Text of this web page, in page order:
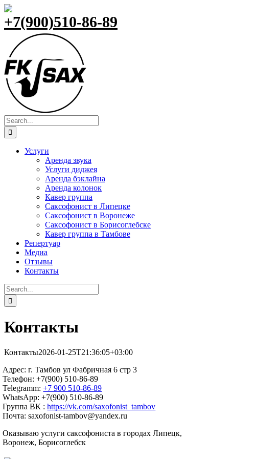
Skip
to
content
Telegramm
+7(900)510-86-89
Search
for:
Услуги
Аренда звука
Услуги диджея
Аренда бэклайна
Аренда колонок
Кавер группа
Саксофонист в Липецке
Саксофонист в Воронеже
Саксофонист в Борисоглебске
Кавер группа в Тамбове
Репертуар
Медиа
Отзывы
Контакты
Search
for:
Контакты
Контакты2026-01-25T21:36:05+03:00
Адрес: г. Тамбов ул Фабричная 6 стр 3
Телефон: +7(900) 510-86-89
Telegramm:+7 900 510-86-89
WhatsApp: +7(900) 510-86-89
Группа ВК :https://vk.com/saxofonist_tambov
Почта: saxofonist-tambov@yandex.ru
Оказываю услуги саксофониста в городах Липецк,
Воронеж, Борисоглебск